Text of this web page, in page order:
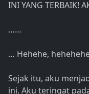
INI YANG TERBAIK!
……
… Hehehe,
Sejak itu, aku
ini. Aku teringat